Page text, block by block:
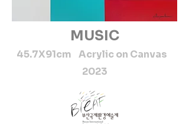
MUSIC
45.7X91cm Acrylic on Canvas
2023